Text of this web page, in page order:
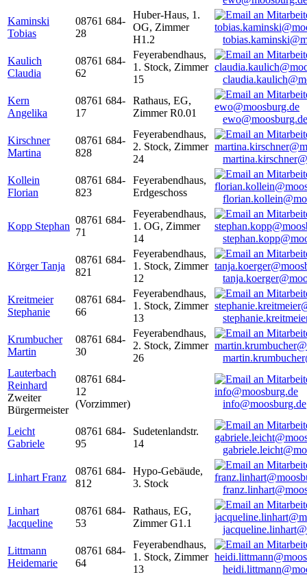
Kaminski
Tobias
08761 684-
28
Huber-Haus, 1.
OG, Zimmer
H1.2
Kaulich
Claudia
08761 684-
62
Feyerabendhaus,
1. Stock, Zimmer
15
Kern
Angelika
08761 684-
17
Rathaus, EG,
Zimmer R0.01
ewo@moosburg.de
Kirschner
Martina
08761 684-
828
Feyerabendhaus,
2. Stock, Zimmer
24
Kollein
Florian
08761 684-
823
Feyerabendhaus,
Erdgeschoss
Kopp Stephan
08761 684-
71
Feyerabendhaus,
1. OG, Zimmer
14
Körger Tanja
08761 684-
821
Feyerabendhaus,
1. Stock, Zimmer
12
Kreitmeier
Stephanie
08761 684-
66
Feyerabendhaus,
1. Stock, Zimmer
13
Krumbucher
Martin
08761 684-
30
Feyerabendhaus,
2. Stock, Zimmer
26
Lauterbach
Reinhard
Zweiter
Bürgermeister
08761 684-
12
(Vorzimmer)
info@moosburg.de
Leicht
Gabriele
08761 684-
95
Sudetenlandstr.
14
Linhart Franz
08761 684-
812
Hypo-Gebäude,
3. Stock
Linhart
Jacqueline
08761 684-
53
Rathaus, EG,
Zimmer G1.1
Littmann
Heidemarie
08761 684-
64
Feyerabendhaus,
1. Stock, Zimmer
13